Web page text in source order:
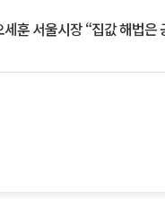
훈 서울시장 “집값 해법은